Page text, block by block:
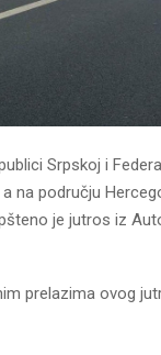
Srpskoj i
na području
je jutros iz
prelazima ovog